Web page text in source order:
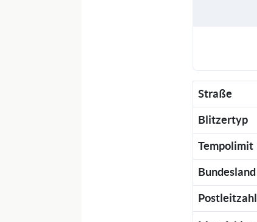
Straße
Blitzertyp
Tempolimit
Bundesland
Postleitzahl